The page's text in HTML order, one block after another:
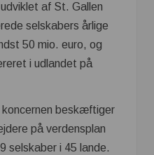
af St. Gallen
selskabers årlige
50 mio. euro, og
i udlandet på
koncernen beskæftiger
på verdensplan
selskaber i 45 lande.